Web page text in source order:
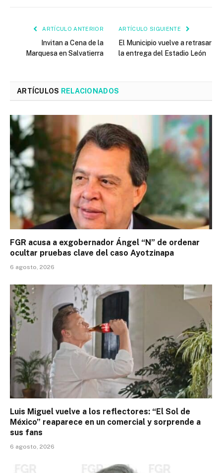
ARTÍCULO ANTERIOR
Invitan a Cena de la
Marquesa en Salvatierra
ARTÍCULO SIGUIENTE
El Municipio vuelve a retrasar
la entrega del Estadio León
ARTÍCULOS RELACIONADOS
FGR acusa a exgobernador Ángel “N” de ordenar
ocultar pruebas clave del caso Ayotzinapa
6 agosto, 2026
Luis Miguel vuelve a los reflectores: “El Sol de
México” reaparece en un comercial y sorprende a
sus fans
6 agosto, 2026